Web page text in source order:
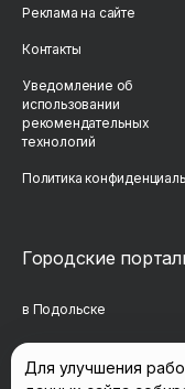
Реклама на сайте
Контакты
Уведомление об
использовании
рекомендательных
технологий
Политика
Городские
в Подольске
Для улучшения